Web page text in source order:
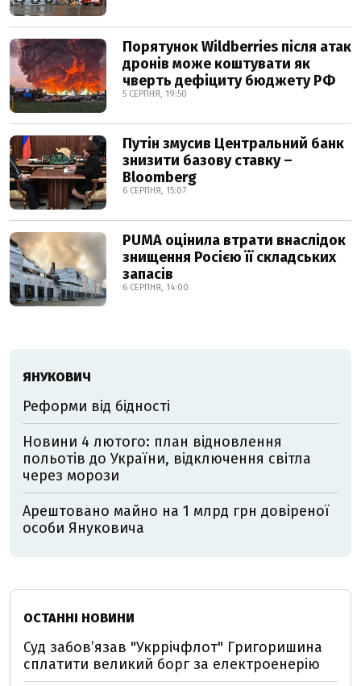
Порятунок Wildberries після атак
дронів може коштувати як
чверть дефіциту бюджету РФ
5 СЕРПНЯ, 19:50
Путін змусив Центральний банк
знизити базову ставку –
Bloomberg
6 СЕРПНЯ, 15:07
PUMA оцінила втрати внаслідок
знищення Росією її складських
запасів
6 СЕРПНЯ, 14:00
ЯНУКОВИЧ
Реформи від бідності
Новини 4 лютого: план відновлення
польотів до України, відключення світла
через морози
Арештовано майно на 1 млрд грн довіреної
особи Януковича
ОСТАННІ НОВИНИ
Суд забов’язав "Укррічфлот" Григоришина
сплатити великий борг за електроенерію